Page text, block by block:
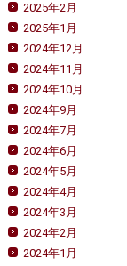
2025年2月
2025年1月
2024年12月
2024年11月
2024年10月
2024年9月
2024年7月
2024年6月
2024年5月
2024年4月
2024年3月
2024年2月
2024年1月